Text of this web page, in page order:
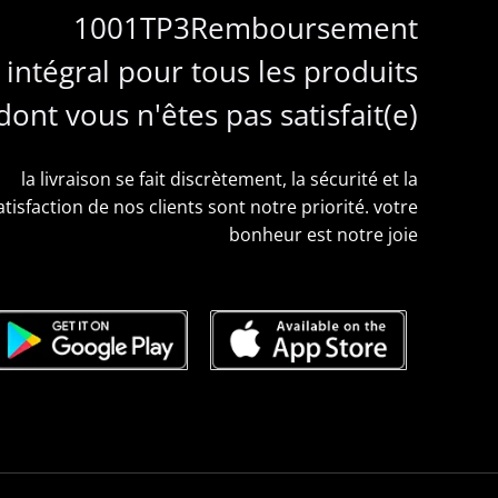
1001TP3Remboursement
intégral pour tous les produits
vous n'êtes pas satisfait(e)
la livraison se fait discrètement, la sécurité et la
de nos clients sont notre priorité. votre
bonheur est notre joie